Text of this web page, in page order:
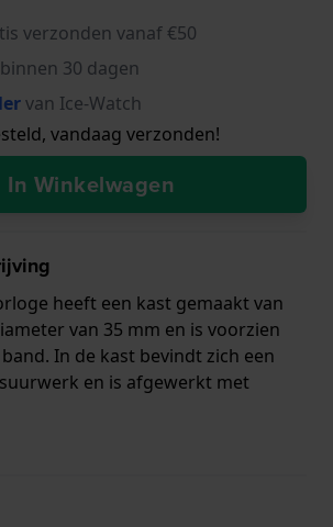
verzonden vanaf €50
30 dagen
van Ice-Watch
vandaag verzonden!
In Winkelwagen
heeft een kast gemaakt van
van 35 mm en is voorzien
In de kast bevindt zich een
en is afgewerkt met
garantie.